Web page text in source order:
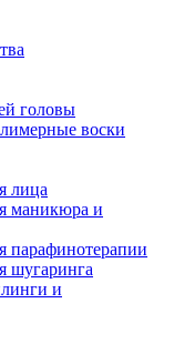
головы
воски
лица
маникюра и
парафинотерапии
шугаринга
и